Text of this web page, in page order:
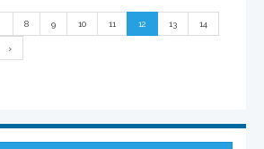
8 9 10 11 12 13 14